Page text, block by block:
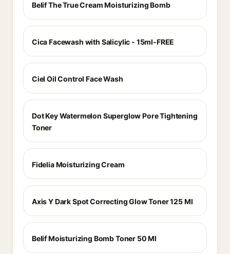
Belif The True Cream Moisturizing Bomb
Cica Facewash with Salicylic - 15ml-FREE
Ciel Oil Control Face Wash
Dot Key Watermelon Superglow Pore Tightening
Toner
Fidelia Moisturizing Cream
Axis Y Dark Spot Correcting Glow Toner 125 Ml
Belif Moisturizing Bomb Toner 50 Ml